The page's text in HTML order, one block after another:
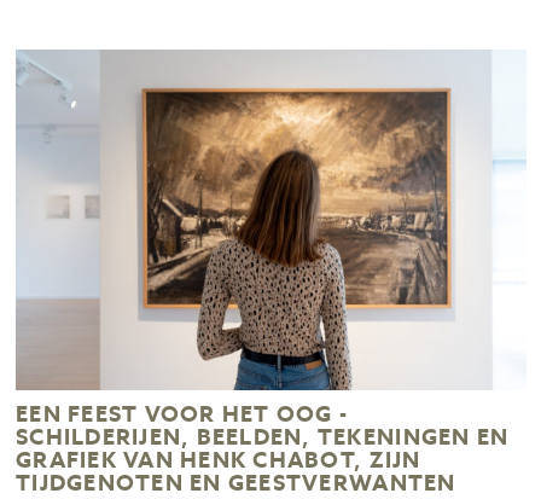
EEN FEEST VOOR HET OOG -
SCHILDERIJEN, BEELDEN, TEKENINGEN EN
GRAFIEK VAN HENK CHABOT, ZIJN
TIJDGENOTEN EN GEESTVERWANTEN